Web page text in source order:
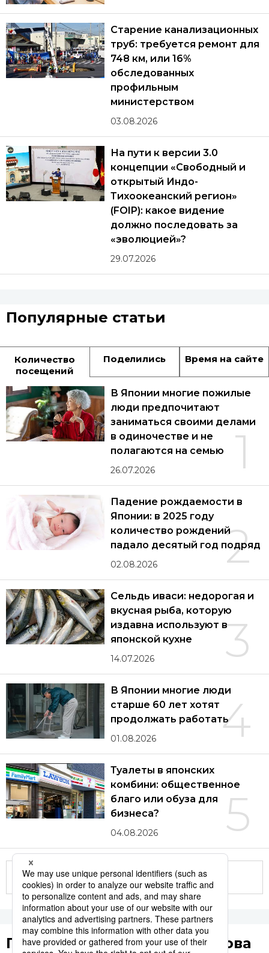
Старение канализационных
труб: требуется ремонт для
748 км, или 16%
обследованных
профильным
министерством
03.08.2026
На пути к версии 3.0
концепции «Свободный и
открытый Индо-
Тихоокеанский регион»
(FOIP): какое видение
должно последовать за
«эволюцией»?
29.07.2026
Популярные статьи
Количество
посещений
Поделились Время на сайте
1
В Японии многие пожилые
люди предпочитают
заниматься своими делами
в одиночестве и не
полагаются на семью
26.07.2026
2
Падение рождаемости в
Японии: в 2025 году
количество рождений
падало десятый год подряд
02.08.2026
3
Сельдь иваси: недорогая и
вкусная рыба, которую
издавна используют в
японской кухне
14.07.2026
4
В Японии многие люди
старше 60 лет хотят
продолжать работать
01.08.2026
5
Туалеты в японских
комбини: общественное
благо или обуза для
бизнеса?
04.08.2026
Другие статьи по теме
Популярные поисковые слова